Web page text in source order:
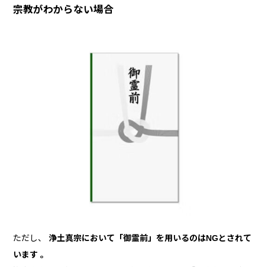
宗教がわからない場合
ただし、 浄土真宗において「御霊前」を用いるのはNGとされて
います 。